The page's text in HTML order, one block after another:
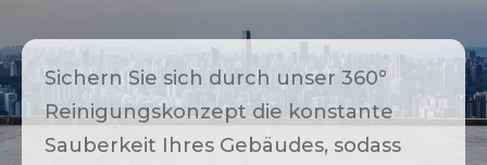
Sichern Sie sich durch unser 360°
Reinigungskonzept die konstante
Sauberkeit Ihres Gebäudes, sodass